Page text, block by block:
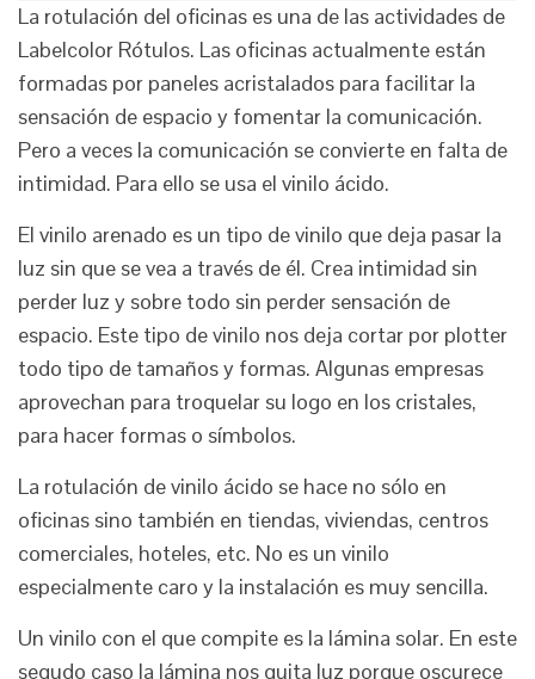
La rotulación del oficinas es una de las actividades de
Labelcolor Rótulos. Las oficinas actualmente están
formadas por paneles acristalados para facilitar la
sensación de espacio y fomentar la comunicación.
Pero a veces la comunicación se convierte en falta de
intimidad. Para ello se usa el vinilo ácido.
El vinilo arenado es un tipo de vinilo que deja pasar la
luz sin que se vea a través de él. Crea intimidad sin
perder luz y sobre todo sin perder sensación de
espacio. Este tipo de vinilo nos deja cortar por plotter
todo tipo de tamaños y formas. Algunas empresas
aprovechan para troquelar su logo en los cristales,
para hacer formas o símbolos.
La rotulación de vinilo ácido se hace no sólo en
oficinas sino también en tiendas, viviendas, centros
comerciales, hoteles, etc. No es un vinilo
especialmente caro y la instalación es muy sencilla.
Un vinilo con el que compite es la lámina solar. En este
segudo caso la lámina nos quita luz porque oscurece